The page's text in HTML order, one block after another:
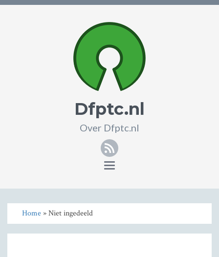
Dfptc.nl
Over Dfptc.nl
RSS
Toggle
Home» Niet ingedeeld